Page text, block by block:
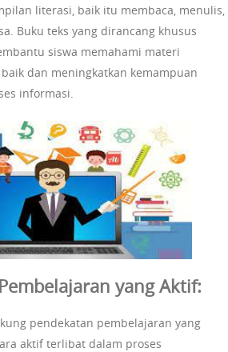
literasi, baik itu membaca, menulis,
Buku teks yang dirancang khusus
siswa memahami materi
dan meningkatkan kemampuan
informasi.
yang Aktif:
pendekatan pembelajaran yang
aktif terlibat dalam proses